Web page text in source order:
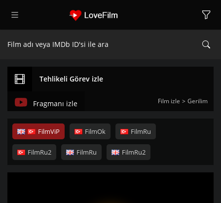
Tehlikeli Görev izle
Film izle Gerilim
Fragmanı izle
FilmViP FilmOk FilmRu
FilmRu2 FilmRu FilmRu2